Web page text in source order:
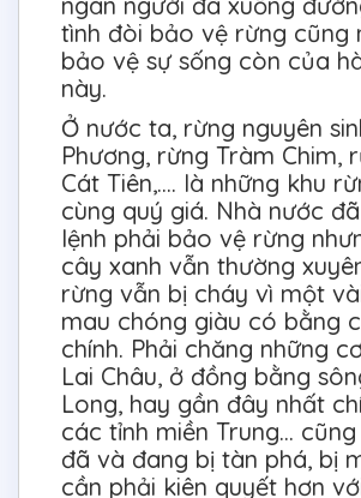
tình đòi bảo vệ rừng cũng
bảo vệ sự sống còn của
này.
Ở nước ta, rừng nguyên
Phương, rừng Tràm Chim,
Cát Tiên,…. là những khu
cùng quý giá. Nhà nước
lệnh phải bảo vệ rừng
cây xanh vẫn thường
rừng vẫn bị cháy vì một
mau chóng giàu có bằng
chính. Phải chăng những
Lai Châu, ở đồng bằng
Long, hay gần đây nhất
các tỉnh miền Trung… cũng
đã và đang bị tàn phá, bị
cần phải kiên quyết hơn